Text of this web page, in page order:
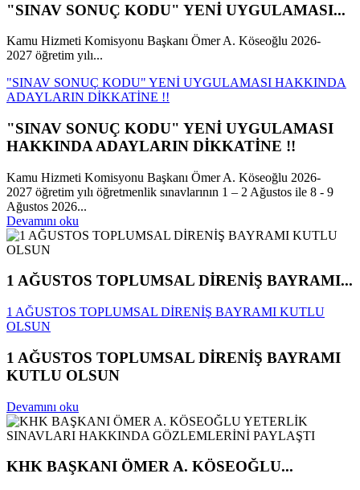
"SINAV SONUÇ KODU" YENİ UYGULAMASI...
Kamu Hizmeti Komisyonu Başkanı Ömer A. Köseoğlu 2026-
2027 öğretim yılı...
"SINAV SONUÇ KODU" YENİ UYGULAMASI HAKKINDA
ADAYLARIN DİKKATİNE !!
"SINAV SONUÇ KODU" YENİ UYGULAMASI
HAKKINDA ADAYLARIN DİKKATİNE !!
Kamu Hizmeti Komisyonu Başkanı Ömer A. Köseoğlu 2026-
2027 öğretim yılı öğretmenlik sınavlarının 1 – 2 Ağustos ile 8 - 9
Ağustos 2026...
Devamını oku
1 AĞUSTOS TOPLUMSAL DİRENİŞ BAYRAMI...
1 AĞUSTOS TOPLUMSAL DİRENİŞ BAYRAMI KUTLU
OLSUN
1 AĞUSTOS TOPLUMSAL DİRENİŞ BAYRAMI
KUTLU OLSUN
Devamını oku
KHK BAŞKANI ÖMER A. KÖSEOĞLU...